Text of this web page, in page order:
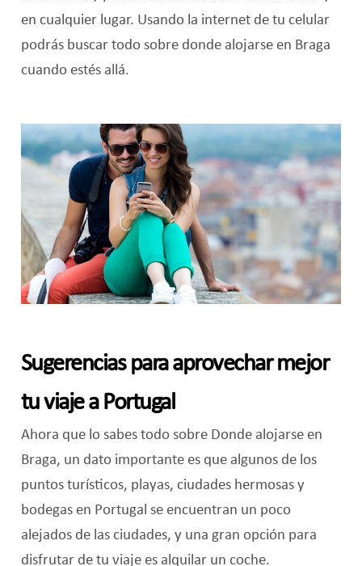
en cualquier lugar. Usando la internet de tu celular
podrás buscar todo sobre donde alojarse en Braga
cuando estés allá.
Sugerencias para aprovechar mejor
tu viaje a Portugal
Ahora que lo sabes todo sobre Donde alojarse en
Braga, un dato importante es que algunos de los
puntos turísticos, playas, ciudades hermosas y
bodegas en Portugal se encuentran un poco
alejados de las ciudades, y una gran opción para
disfrutar de tu viaje es alquilar un coche.